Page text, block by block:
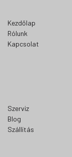
Kezdőlap
Rólunk
Kapcsolat
Szerviz
Blog
Szállítás